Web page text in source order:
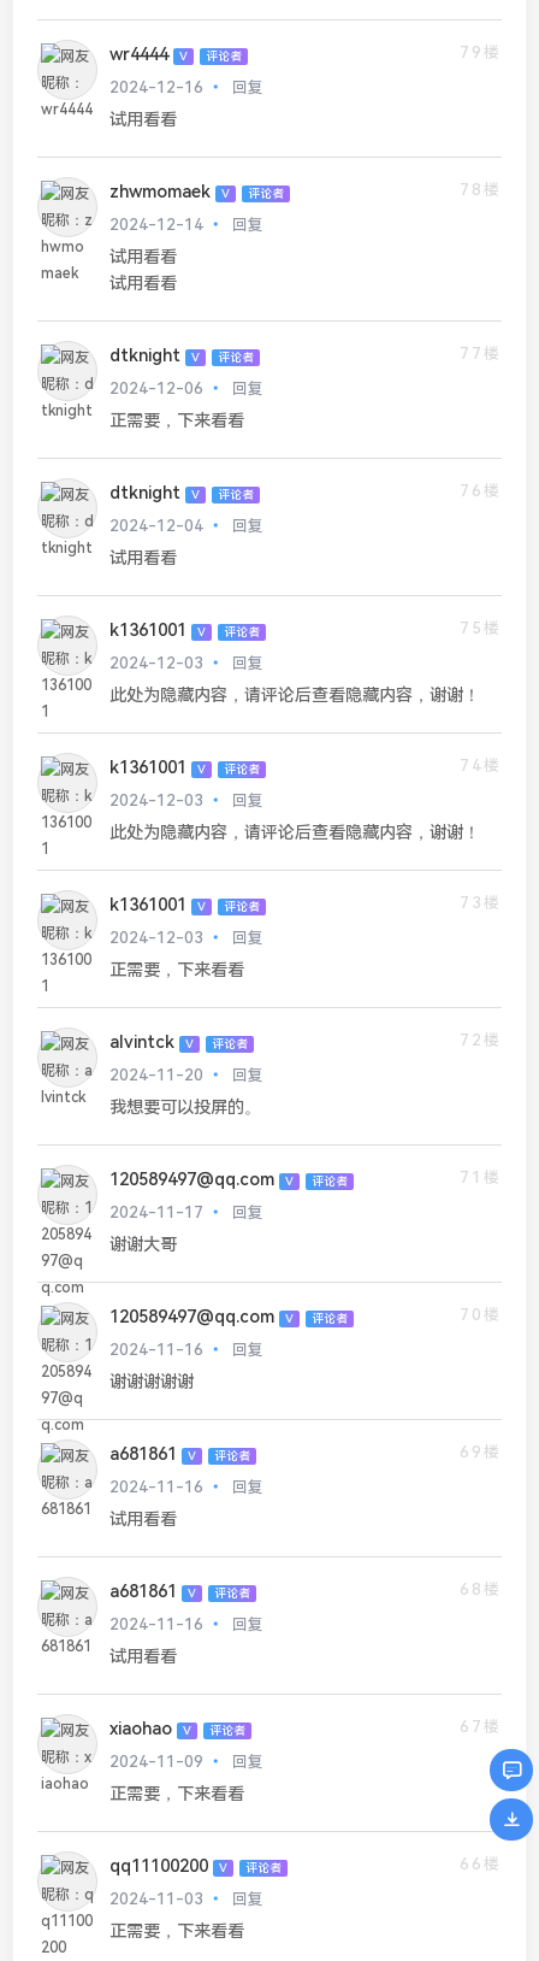
wr4444 V 评论者
79楼
2024-12-16
回复
试用看看
zhwmomaek V 评论者
78楼
2024-12-14
回复
试用看看
试用看看
dtknight V 评论者
77楼
2024-12-06
回复
正需要，下来看看
dtknight V 评论者
76楼
2024-12-04
回复
试用看看
k1361001 V 评论者
75楼
2024-12-03
回复
此处为隐藏内容，请评论后查看隐藏内容，谢谢！
k1361001 V 评论者
74楼
2024-12-03
回复
此处为隐藏内容，请评论后查看隐藏内容，谢谢！
k1361001 V 评论者
73楼
2024-12-03
回复
正需要，下来看看
alvintck V 评论者
72楼
2024-11-20
回复
我想要可以投屏的。
120589497@qq.com V 评论者
71楼
2024-11-17
回复
谢谢大哥
120589497@qq.com V 评论者
70楼
2024-11-16
回复
谢谢谢谢谢
a681861 V 评论者
69楼
2024-11-16
回复
试用看看
a681861 V 评论者
68楼
2024-11-16
回复
试用看看
xiaohao V 评论者
67楼
2024-11-09
回复
正需要，下来看看
qq11100200 V 评论者
66楼
2024-11-03
回复
正需要，下来看看